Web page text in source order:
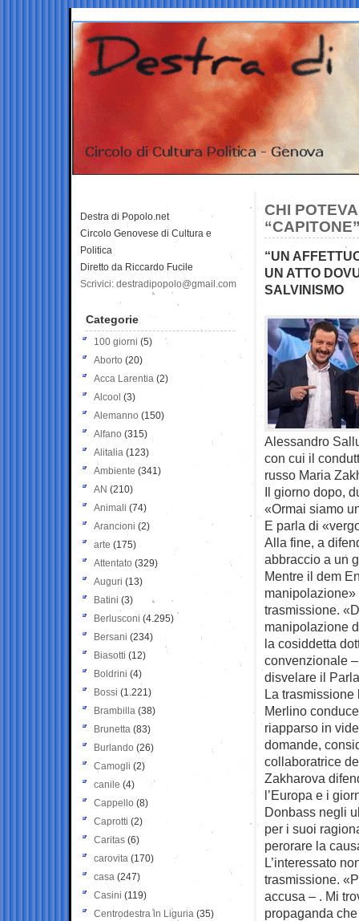
CHI
“UN
UN ATTO
SALVINISMO
Alessandro
con cui il
russo Maria
Il giorno dopo,
«Ormai siamo
E parla di
Alla fine, a
abbraccio a un
Mentre il dem
trasmissione.
manipolazione
la cosiddetta
convenzionale
disvelare il
La trasmissione
Merlino
riapparso in
domande,
collaboratrice
Zakharova
l’Europa e i
Donbass negli
per i suoi
perorare la
L’interessato
trasmissione.
accusa – . Mi
propaganda
Destra di Popolo.net
Circolo Genovese di Cultura e
Politica
Diretto da Riccardo Fucile
Scrivici: destradipopolo@gmail.com
Categorie
100 giorni (5)
Aborto (20)
Acca Larentia (2)
Alcool (3)
Alemanno (150)
Alfano (315)
Alitalia (123)
Ambiente (341)
AN (210)
Animali (74)
Arancioni (2)
arte (175)
Attentato (329)
Auguri (13)
Batini (3)
Berlusconi (4.295)
Bersani (234)
Biasotti (12)
Boldrini (4)
Bossi (1.221)
Brambilla (38)
Brunetta (83)
Burlando (26)
Camogli (2)
canile (4)
Cappello (8)
Caprotti (2)
Caritas (6)
carovita (170)
casa (247)
Casini (119)
Centrodestra in Liguria (35)